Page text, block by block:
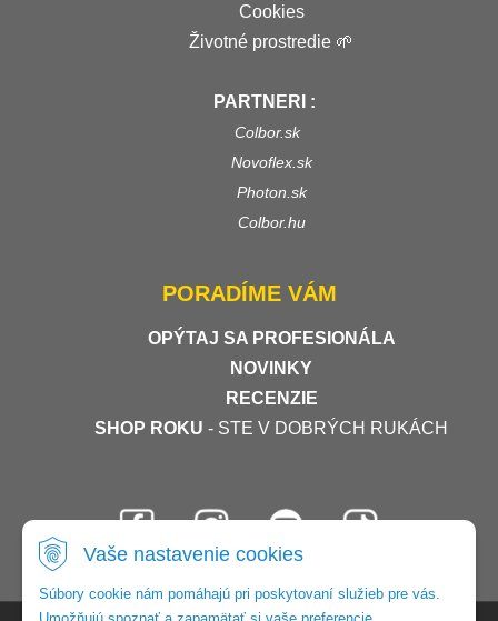
Vaše nastavenie cookies
Súbory cookie nám pomáhajú pri poskytovaní služieb pre vás.
Cookies
Životné prostredie 🌱
PARTNERI :
Colbor.sk
Novoflex.sk
Photon.sk
Colbor.hu
PORADÍME VÁM
OPÝTAJ SA PROFESIONÁLA
NOVINKY
RECENZIE
SHOP ROKU - STE V DOBRÝCH RUKÁCH